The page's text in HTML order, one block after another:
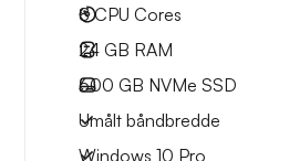
8CPU Cores
24 GB RAM
600 GB NVMe SSD
Umålt båndbredde
Windows 10 Pro